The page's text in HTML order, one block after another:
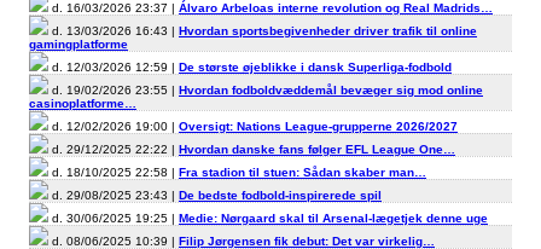
d. 16/03/2026 23:37 | Álvaro Arbeloas interne revolution og Real Madrids…
d. 13/03/2026 16:43 | Hvordan sportsbegivenheder driver trafik til online
gamingplatforme
d. 12/03/2026 12:59 | De største øjeblikke i dansk Superliga-fodbold
d. 19/02/2026 23:55 | Hvordan fodboldvæddemål bevæger sig mod online
casinoplatforme…
d. 12/02/2026 19:00 | Oversigt: Nations League-grupperne 2026/2027
d. 29/12/2025 22:22 | Hvordan danske fans følger EFL League One…
d. 18/10/2025 22:58 | Fra stadion til stuen: Sådan skaber man…
d. 29/08/2025 23:43 | De bedste fodbold-inspirerede spil
d. 30/06/2025 19:25 | Medie: Nørgaard skal til Arsenal-lægetjek denne uge
d. 08/06/2025 10:39 | Filip Jørgensen fik debut: Det var virkelig…